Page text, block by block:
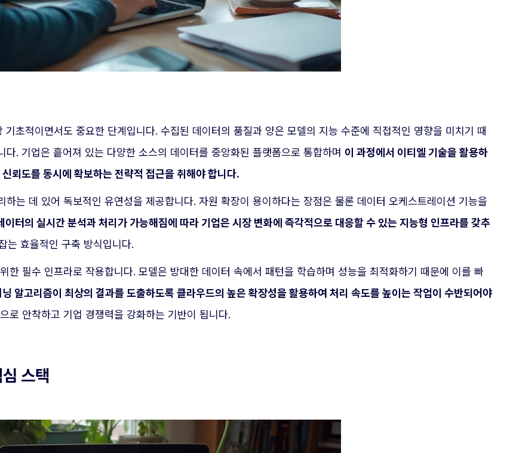
초적이면서도 중요한 단계입니다. 수집된 데이터의 품질과 양은 모델의 지능 수준에 직접적인 영향을 미치기 때
. 기업은 흩어져 있는 다양한 소스의 데이터를 중앙화된 플랫폼으로 통합하며 이 과정에서 이티엘 기술을 활용하
뢰도를 동시에 확보하는 전략적 접근을 취해야 합니다.
는 데 있어 독보적인 유연성을 제공합니다. 자원 확장이 용이하다는 장점은 물론 데이터 오케스트레이션 기능을
이터의 실시간 분석과 처리가 가능해짐에 따라 기업은 시장 변화에 즉각적으로 대응할 수 있는 지능형 인프라를 갖추
는 효율적인 구축 방식입니다.
한 필수 인프라로 작용합니다. 모델은 방대한 데이터 속에서 패턴을 학습하며 성능을 최적화하기 때문에 이를 빠
닝 알고리즘이 최상의 결과를 도출하도록 클라우드의 높은 확장성을 활용하여 처리 속도를 높이는 작업이 수반되어야
로 안착하고 기업 경쟁력을 강화하는 기반이 됩니다.
스택